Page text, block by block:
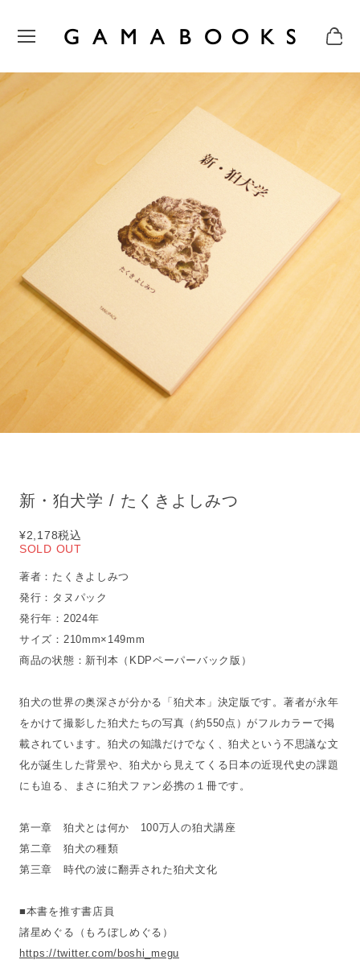
新・狛犬学 / たくきよしみつ
¥2,178税込
SOLD OUT
著者：たくきよしみつ
発行：タヌパック
発行年：2024年
サイズ：210mm×149mm
商品の状態：新刊本（KDPペーパーバック版）
狛犬の世界の奥深さが分かる「狛犬本」決定版です。著者が永年
をかけて撮影した狛犬たちの写真（約550点）がフルカラーで掲
載されています。狛犬の知識だけでなく、狛犬という不思議な文
化が誕生した背景や、狛犬から見えてくる日本の近現代史の課題
にも迫る、まさに狛犬ファン必携の１冊です。
第一章 狛犬とは何か 100万人の狛犬講座
第二章 狛犬の種類
第三章 時代の波に翻弄された狛犬文化
■本書を推す書店員
諸星めぐる（もろぼしめぐる）
https://twitter.com/boshi_megu